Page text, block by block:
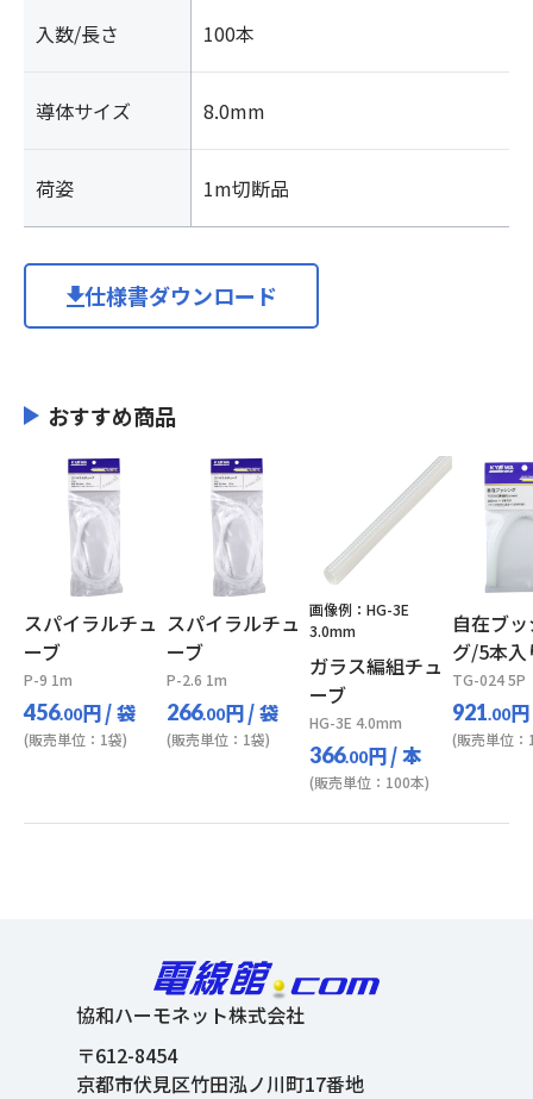
入数/長さ 100本
導体サイズ 8.0mm
荷姿 1m切断品
仕様書ダウンロード
おすすめ商品
スパイラルチュ
ーブ
P-9 1m
456.00円/ 袋
(販売単位：1袋)
スパイラルチュ
ーブ
P-2.6 1m
266.00円/ 袋
(販売単位：1袋)
画像例：HG-3E
3.0mm
ガラス編組チュ
ーブ
HG-3E 4.0mm
366.00円/ 本
(販売単位：100本)
自在ブ
グ/5本入
TG-024 5P
921.00円
(販売単位：
協和ハーモネット株式会社
〒612-8454
京都市伏見区竹田泓ノ川町17番地